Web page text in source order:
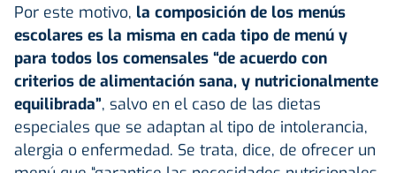
Por este motivo, la composición de los menús
escolares es la misma en cada tipo de menú y
para todos los comensales “de acuerdo con
criterios de alimentación sana, y nutricionalmente
equilibrada”, salvo en el caso de las dietas
especiales que se adaptan al tipo de intolerancia,
alergia o enfermedad. Se trata, dice, de ofrecer un